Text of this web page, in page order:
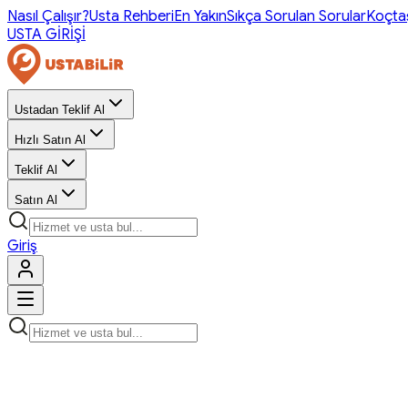
Nasıl Çalışır?Usta RehberiEn YakınSıkça Sorulan Sorular
USTA GİRİŞİ
Ustadan Teklif Al
Hızlı Satın Al
Teklif Al
Satın Al
Giriş